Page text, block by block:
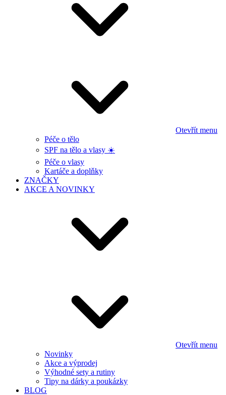
Otevřít menu
Péče o tělo
SPF na tělo a vlasy ☀️
Péče o vlasy
Kartáče a doplňky
ZNAČKY
AKCE A NOVINKY
Otevřít menu
Novinky
Akce a výprodej
Výhodné sety a rutiny
Tipy na dárky a poukázky
BLOG